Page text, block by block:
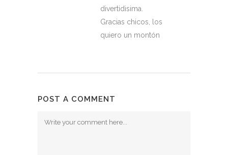
divertidisima.
Gracias chicos, los
quiero un montón
POST A COMMENT